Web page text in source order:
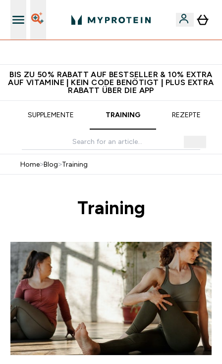
BIS ZU 50% RABATT AUF BESTSELLER & 10% EXTRA
AUF VITAMINE | KEIN CODE BENÖTIGT | PLUS EXTRA
RABATT ÜBER DIE APP
SUPPLEMENTE TRAINING REZEPTE
Home>Blog>Training
Training